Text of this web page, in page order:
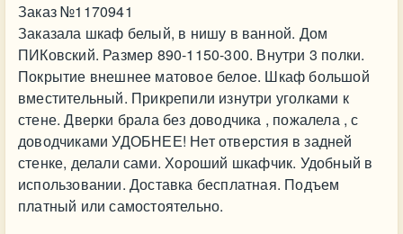
Заказ №1170941
Заказала шкаф белый, в нишу в ванной. Дом
ПИКовский. Размер 890-1150-300. Внутри 3 полки.
Покрытие внешнее матовое белое. Шкаф большой
вместительный. Прикрепили изнутри уголками к
стене. Дверки брала без доводчика , пожалела , с
доводчиками УДОБНЕЕ! Нет отверстия в задней
стенке, делали сами. Хороший шкафчик. Удобный в
использовании. Доставка бесплатная. Подъем
платный или самостоятельно.